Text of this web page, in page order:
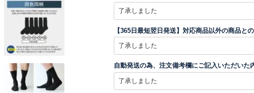
【365日最短翌日発送】対応商品以外の商品と
自動発送の為、注文備考欄にご記入いただいた